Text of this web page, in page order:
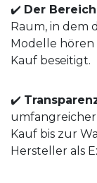
✔️ Der
Raum, in dem
Modelle hören
Kauf beseitigt.
✔️
Kauf bis zur
Hersteller als